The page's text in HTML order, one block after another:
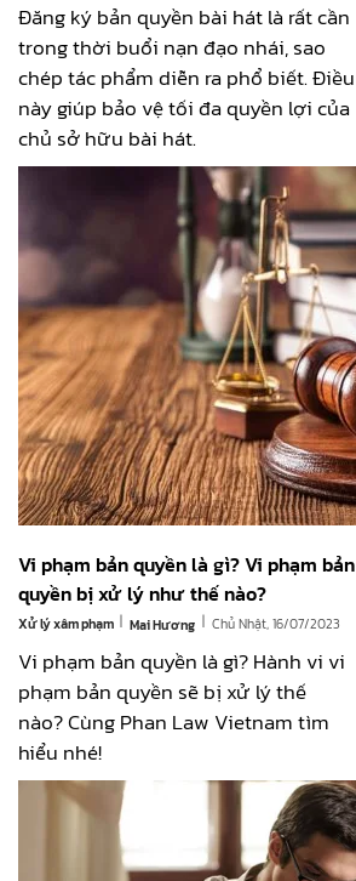
Đăng ký bản quyền bài hát là rất cần
trong thời buổi nạn đạo nhái, sao
chép tác phẩm diễn ra phổ biết. Điều
này giúp bảo vệ tối đa quyền lợi của
chủ sở hữu bài hát.
Vi phạm bản quyền là gì? Vi phạm bản
quyền bị xử lý như thế nào?
Xử lý xâm phạm | Mai Hương | Chủ Nhật, 16/07/2023
Vi phạm bản quyền là gì? Hành vi vi
phạm bản quyền sẽ bị xử lý thế
nào? Cùng Phan Law Vietnam tìm
hiểu nhé!